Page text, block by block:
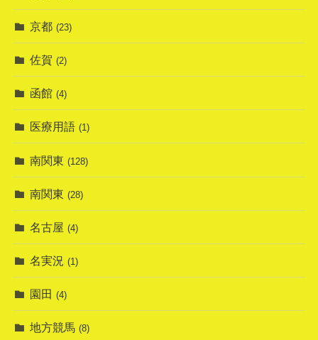
京都 (23)
佐賀 (2)
函館 (4)
医療用語 (1)
南関東 (128)
南関東 (28)
名古屋 (4)
名実況 (1)
園田 (4)
地方競馬 (8)